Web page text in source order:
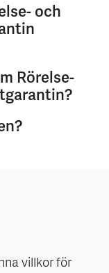
och
Rörelse-
villkor för